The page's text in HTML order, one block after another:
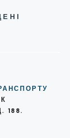
188.